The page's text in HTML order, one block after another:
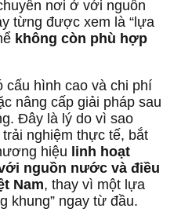
nơi ở với nguồn
từng được xem là “lựa
không còn phù hợp
cấu hình cao và chi phí
nâng cấp giải pháp sau
Đây là lý do vì sao
nghiệm thực tế, bắt
hiệu linh hoạt
nguồn nước và điều
Nam, thay vì một lựa
khung” ngay từ đầu.